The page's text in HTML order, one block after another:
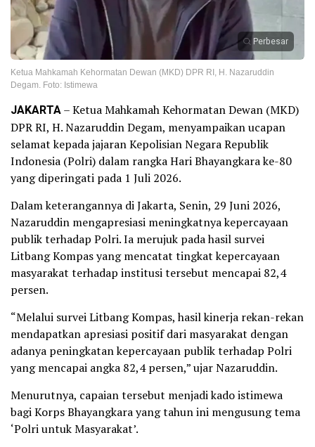
Perbesar
Ketua Mahkamah Kehormatan Dewan (MKD) DPR RI, H. Nazaruddin
Degam. Foto: Istimewa
JAKARTA– Ketua Mahkamah Kehormatan Dewan (MKD)
DPR RI, H. Nazaruddin Degam, menyampaikan ucapan
selamat kepada jajaran Kepolisian Negara Republik
Indonesia (Polri) dalam rangka Hari Bhayangkara ke-80
yang diperingati pada 1 Juli 2026.
Dalam keterangannya di Jakarta, Senin, 29 Juni 2026,
Nazaruddin mengapresiasi meningkatnya kepercayaan
publik terhadap Polri. Ia merujuk pada hasil survei
Litbang Kompas yang mencatat tingkat kepercayaan
masyarakat terhadap institusi tersebut mencapai 82,4
persen.
“Melalui survei Litbang Kompas, hasil kinerja rekan-rekan
mendapatkan apresiasi positif dari masyarakat dengan
adanya peningkatan kepercayaan publik terhadap Polri
yang mencapai angka 82,4 persen,” ujar Nazaruddin.
Menurutnya, capaian tersebut menjadi kado istimewa
bagi Korps Bhayangkara yang tahun ini mengusung tema
‘Polri untuk Masyarakat’.